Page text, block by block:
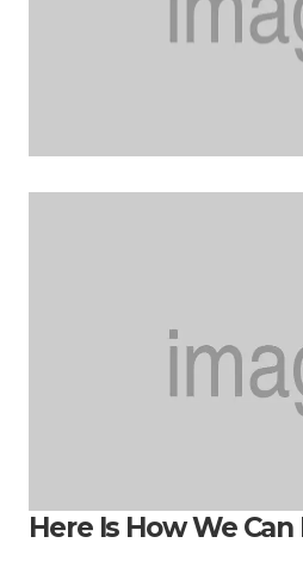
Here Is How We Can